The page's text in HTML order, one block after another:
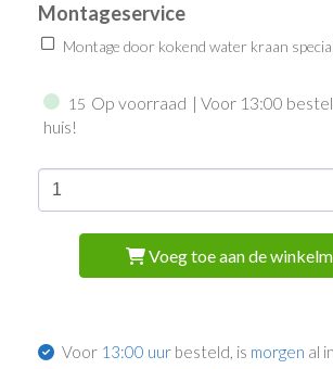
Montageservice
Montage door kokend water kraan
15 Op voorraad | Voor 13:00
huis!
Voeg toe aan de
Voor 13:00 uur besteld, is morgen al